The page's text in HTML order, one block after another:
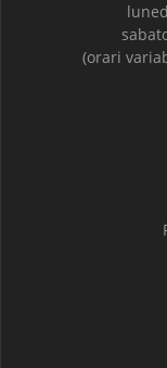
(orari